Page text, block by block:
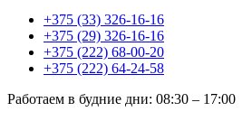
+375 (33) 326-16-16
+375 (29) 326-16-16
+375 (222) 68-00-20
+375 (222) 64-24-58
Работаем в будние дни: 08:30 – 17:00